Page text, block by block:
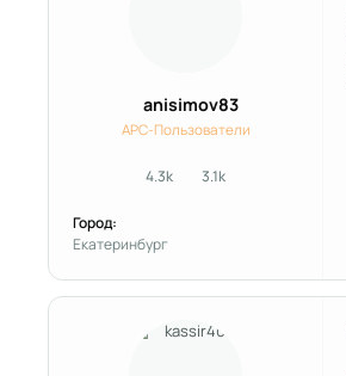
anisimov83
APC-Пользователи
4.3kсообщения
3.1kРепутация
Город:
Екатеринбург